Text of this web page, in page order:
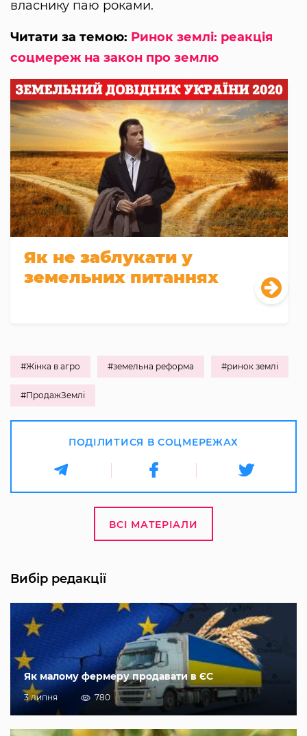
власнику паю роками.
Читати за темою: Ринок землі: реакція
соцмереж на закон про землю
Як не заблукати у
земельних питаннях
#Жінка в агро #земельна реформа #ринок землі
#ПродажЗемлі
ПОДІЛИТИСЯ В СОЦМЕРЕЖАХ
ВСІ МАТЕРІАЛИ
Вибір редакції
Як малому фермеру продавати в ЄС
3 липня 780